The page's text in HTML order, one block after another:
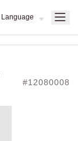
#12080008